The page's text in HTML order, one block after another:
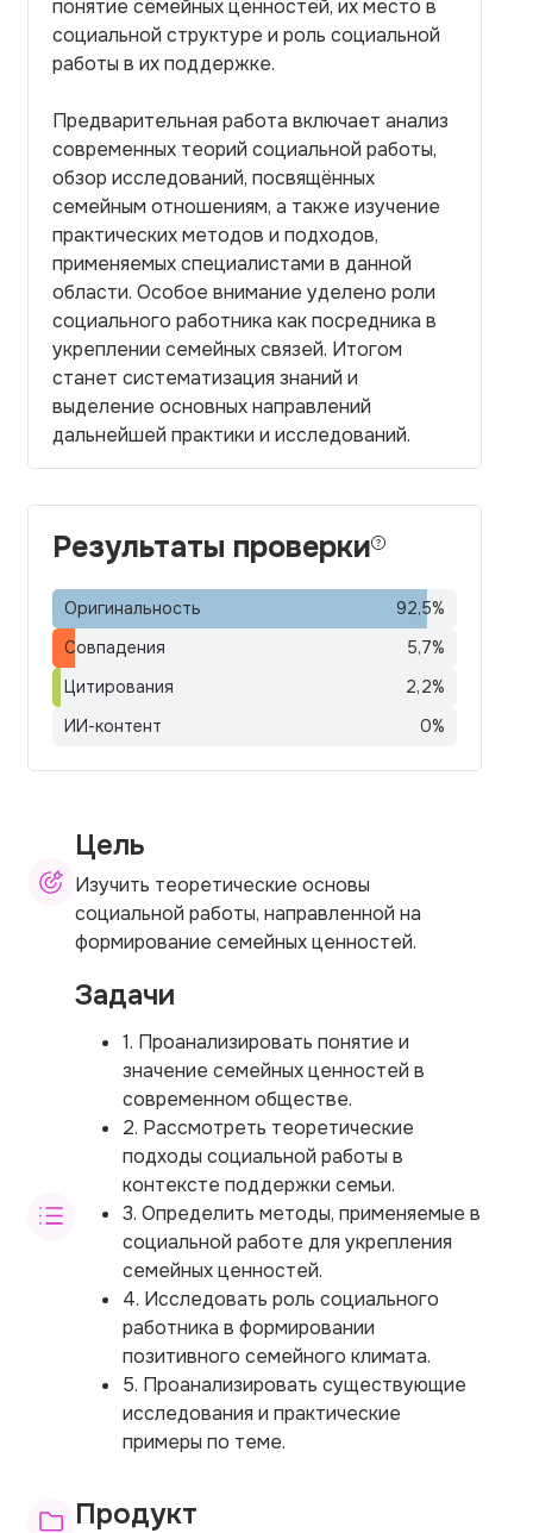
понятие семейных ценностей, их место в
социальной структуре и роль социальной
работы в их поддержке.
Предварительная работа включает анализ
современных теорий социальной работы,
обзор исследований, посвящённых
семейным отношениям, а также изучение
практических методов и подходов,
применяемых специалистами в данной
области. Особое внимание уделено роли
социального работника как посредника в
укреплении семейных связей. Итогом
станет систематизация знаний и
выделение основных направлений
дальнейшей практики и исследований.
Результаты проверки
Оригинальность 92,5%
Совпадения
5,7%
Цитирования
2,2%
ИИ-контент
0%
Цель
Изучить теоретические основы
социальной работы, направленной на
формирование семейных ценностей.
Задачи
1. Проанализировать понятие и
значение семейных ценностей в
современном обществе.
2. Рассмотреть теоретические
подходы социальной работы в
контексте поддержки семьи.
3. Определить методы, применяемые в
социальной работе для укрепления
семейных ценностей.
4. Исследовать роль социального
работника в формировании
позитивного семейного климата.
5. Проанализировать существующие
исследования и практические
примеры по теме.
Продукт